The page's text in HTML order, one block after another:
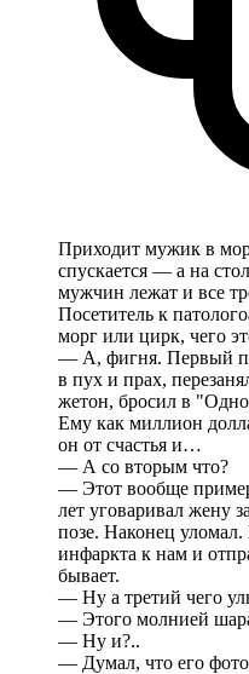
Приходит мужик в
спускается — а на
мужчин лежат и все
Посетитель к
морг или цирк, чего
— А, фигня. Первый
в пух и прах,
жетон, бросил в
Ему как миллион
он от счастья и…
— А со вторым что?
— Этот вообще
лет уговаривал жену
позе. Наконец
инфаркта к нам и
бывает.
— Ну а третий чего
— Этого молнией
— Ну и?..
— Думал, что его